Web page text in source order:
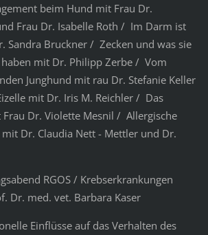
beim Hund mit Frau Dr.
Frau Dr. Isabelle Roth / Im Darm ist
Sandra Bruckner / Zecken und was sie
haben mit Dr. Philipp Zerbe / Vom
Junghund mit rau Dr. Stefanie Keller
mit Dr. Iris M. Reichler / Das
Dr. Violette Mesnil / Allergische
Dr. Claudia Nett - Mettler und Dr.
RGOS / Krebserkrankungen
Dr. med. vet. Barbara Kaser
Einflüsse auf das Verhalten des